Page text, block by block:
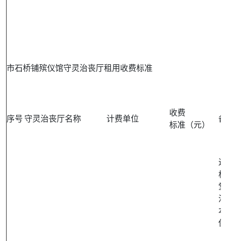
市石桥铺殡仪馆守灵治丧厅租用收费标准
序号 守灵治丧厅名称 计费单位
收费
标准（元）